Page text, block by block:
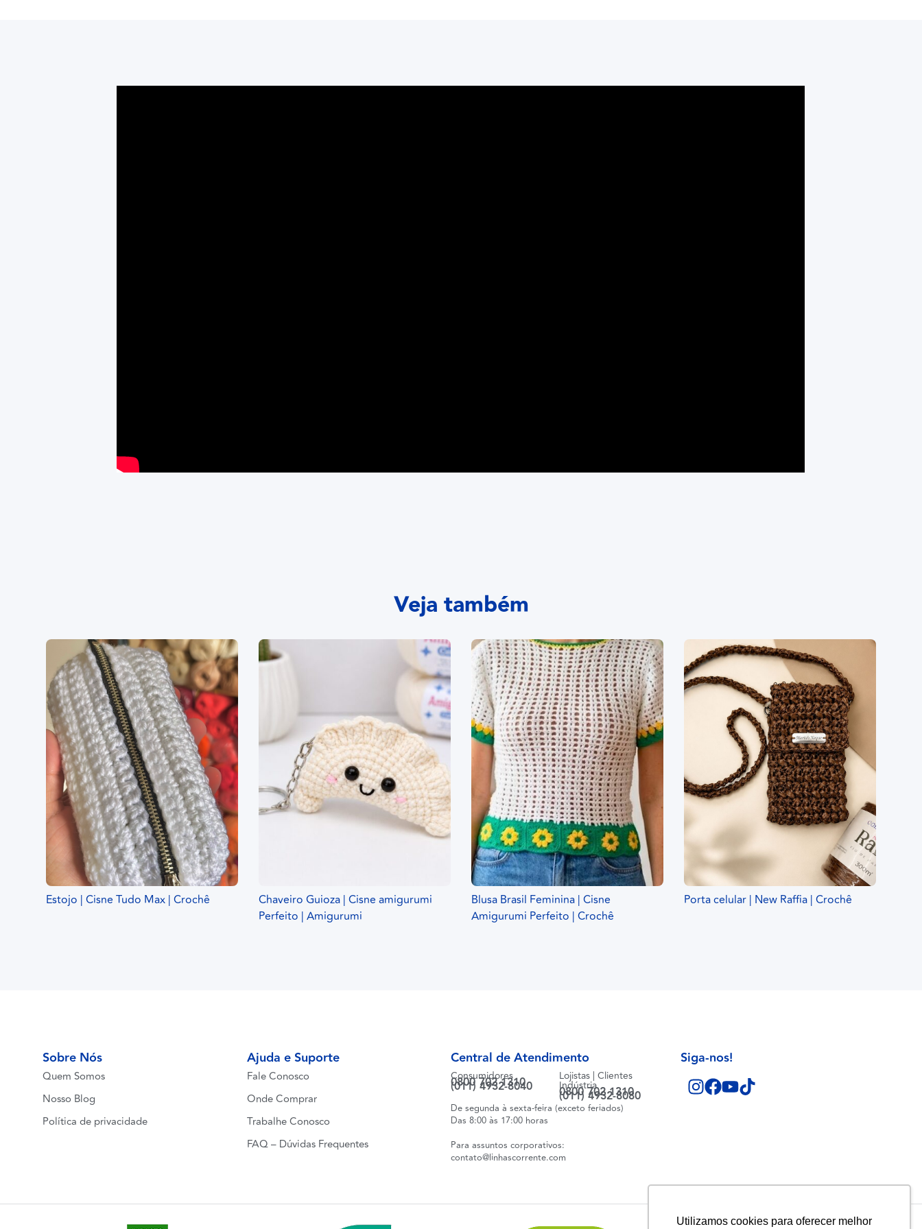
Utilizamos cookies para oferecer melhor
Veja também
Estojo | Cisne Tudo Max | Crochê
Chaveiro Guioza | Cisne amigurumi
Perfeito | Amigurumi
Blusa Brasil Feminina | Cisne
Amigurumi Perfeito | Crochê
Porta celular | New Raffia | Crochê
Sobre Nós
Quem Somos
Nosso Blog
Política de privacidade
Ajuda e Suporte
Fale Conosco
Onde Comprar
Trabalhe Conosco
FAQ – Dúvidas Frequentes
Central de Atendimento
Consumidores
0800 702 1310
(011) 4932-8040
Lojistas | Clientes
Indústria
0800 702 1310
(011) 4932-8080
De segunda à sexta-feira (exceto feriados)
Das 8:00 às 17:00 horas
Para assuntos corporativos:
contato@linhascorrente.com
Siga-nos!